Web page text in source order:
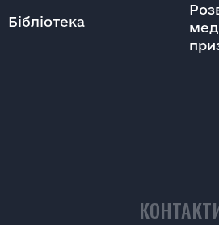
Бібліотека